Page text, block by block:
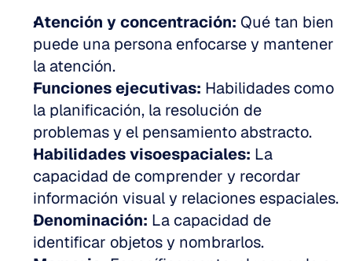
Atención y concentración: Qué tan bien
puede una persona enfocarse y mantener
la atención.
Funciones ejecutivas: Habilidades como
la planificación, la resolución de
problemas y el pensamiento abstracto.
Habilidades visoespaciales: La
capacidad de comprender y recordar
Denominación: La capacidad de
identificar objetos y nombrarlos.